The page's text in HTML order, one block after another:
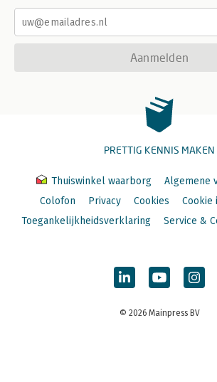
Aanmelden
PRETTIG KENNIS MAKEN
Thuiswinkel waarborg
Algemene
Colofon
Privacy Cookies
Cookie
Toegankelijkheidsverklaring
Service &
© 2026 Mainpress BV